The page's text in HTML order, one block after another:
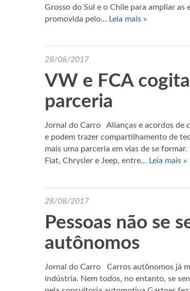
Grosso do Sul e o Chile para ampliar
promovida pelo… Leia mais »
28/08/2017
VW e FCA
parceria
Jornal do Carro Alianças e acordos de
e podem trazer compartilhamento de
mais uma parceria em vias de se
Fiat, Chrysler e Jeep, entre… Leia mais »
28/08/2017
Pessoas não se
autônomos
Jornal do Carro Carros autônomos já
indústria. Nem todos, no entanto, se